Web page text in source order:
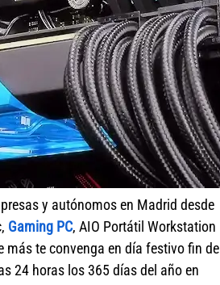
y autónomos en Madrid desde
Gaming PC, AIO Portátil Workstation
más te convenga en día festivo fin de
24 horas los 365 días del año en